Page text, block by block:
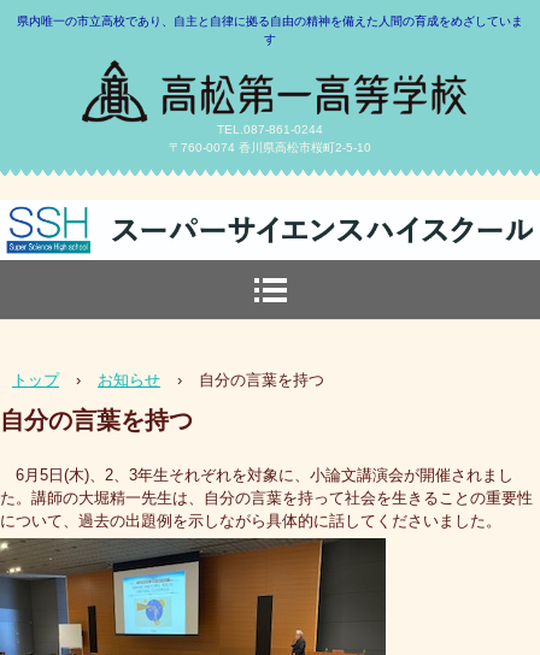
県内唯一の市立高校であり、自主と自律に拠る自由の精神を備えた人間の育成をめざしていま
す
TEL.087-861-0244
〒760-0074 香川県高松市桜町2-5-10
トップ › お知らせ › 自分の言葉を持つ
自分の言葉を持つ
6月5日(木)、2、3年生それぞれを対象に、小論文講演会が開催されまし
た。講師の大堀精一先生は、自分の言葉を持って社会を生きることの重要性
について、過去の出題例を示しながら具体的に話してくださいました。